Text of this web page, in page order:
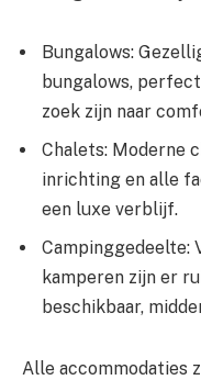
Bungalows:
bungalows,
zoek zijn naar
Chalets: Moderne
inrichting en alle
een luxe verblijf.
Campinggedeelte:
kamperen zijn er
beschikbaar,
Alle accommodaties